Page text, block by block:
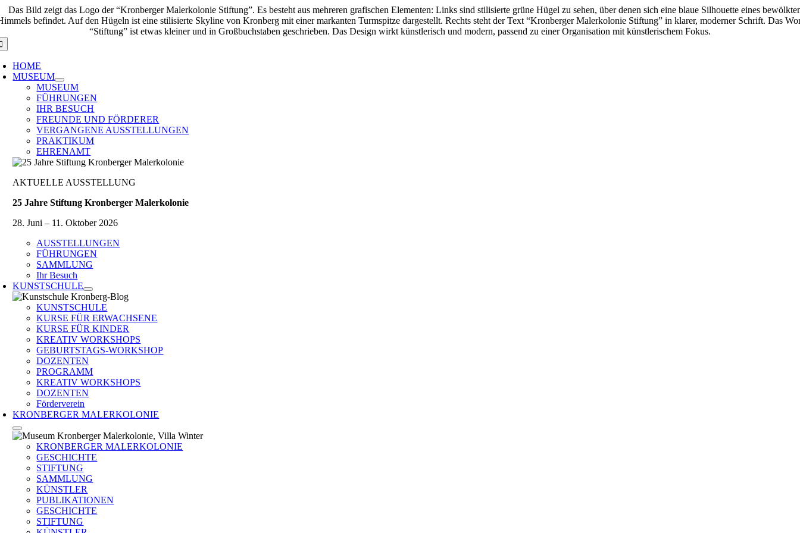
Zum
Inhalt
HOME
MUSEUM
MUSEUM
FÜHRUNGEN
IHR BESUCH
FREUNDE UND FÖRDERER
VERGANGENE AUSSTELLUNGEN
PRAKTIKUM
EHRENAMT
AKTUELLE AUSSTELLUNG
25 Jahre Stiftung Kronberger Malerkolonie
28. Juni – 11. Oktober 2026
AUSSTELLUNGEN
FÜHRUNGEN
SAMMLUNG
Ihr Besuch
KUNSTSCHULE
KUNSTSCHULE
KURSE FÜR ERWACHSENE
KURSE FÜR KINDER
KREATIV WORKSHOPS
GEBURTSTAGS-WORKSHOP
DOZENTEN
PROGRAMM
KREATIV WORKSHOPS
DOZENTEN
Förderverein
KRONBERGER MALERKOLONIE
KRONBERGER MALERKOLONIE
GESCHICHTE
STIFTUNG
SAMMLUNG
KÜNSTLER
PUBLIKATIONEN
GESCHICHTE
STIFTUNG